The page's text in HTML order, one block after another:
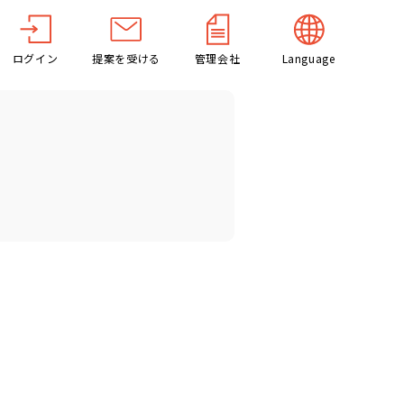
ログイン 提案を受ける 管理会社 Language